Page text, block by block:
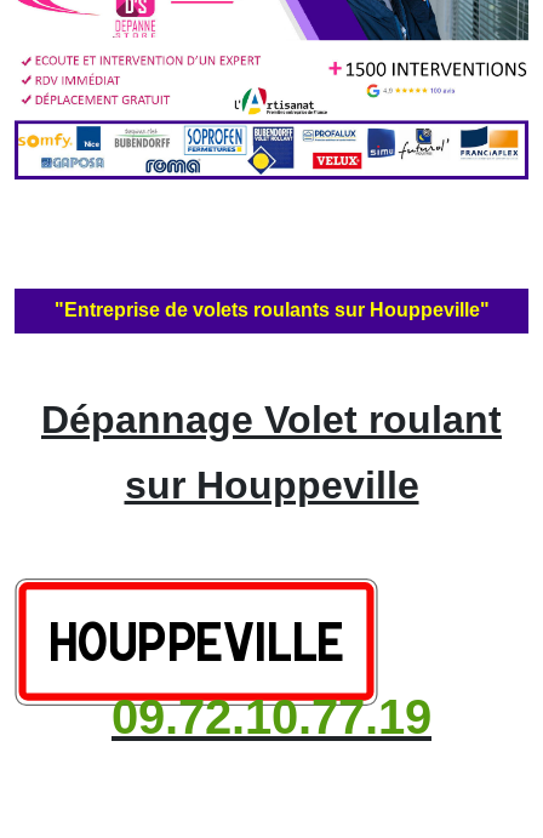
"Entreprise de volets roulants sur Houppeville"
Dépannage Volet roulant
sur Houppeville
09.72.10.77.19